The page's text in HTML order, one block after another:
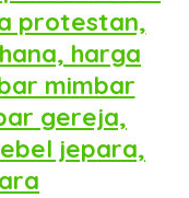
protestan,
harga
mimbar
gereja,
jepara,